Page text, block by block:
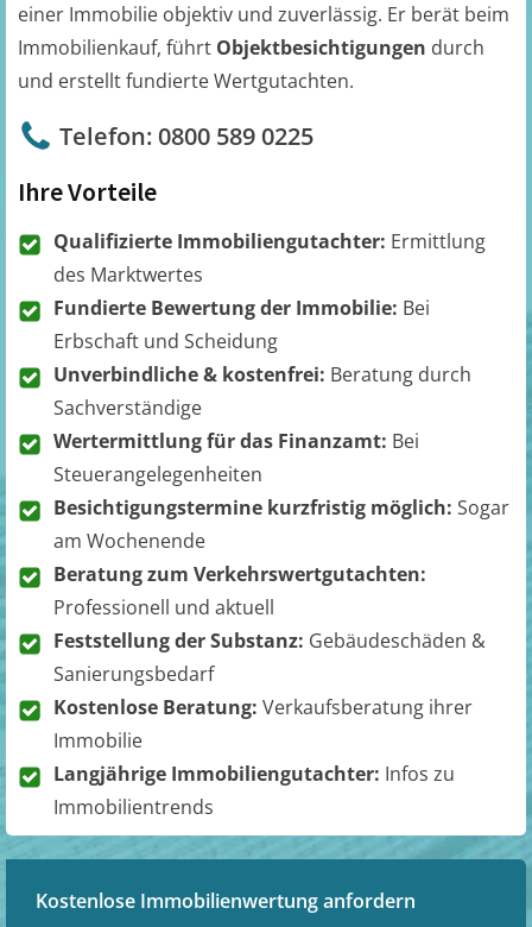
einer Immobilie objektiv und zuverlässig. Er berät beim
Immobilienkauf, führt Objektbesichtigungen durch
und erstellt fundierte Wertgutachten.
Telefon: 0800 589 0225
Ihre Vorteile
Qualifizierte Immobiliengutachter: Ermittlung
des Marktwertes
Fundierte Bewertung der Immobilie: Bei
Erbschaft und Scheidung
Unverbindliche & kostenfrei: Beratung durch
Sachverständige
Wertermittlung für das Finanzamt: Bei
Steuerangelegenheiten
Besichtigungstermine kurzfristig möglich: Sogar
am Wochenende
Beratung zum Verkehrswertgutachten:
Professionell und aktuell
Feststellung der Substanz: Gebäudeschäden &
Sanierungsbedarf
Kostenlose Beratung: Verkaufsberatung ihrer
Immobilie
Langjährige Immobiliengutachter: Infos zu
Immobilientrends
Kostenlose Immobilienwertung anfordern